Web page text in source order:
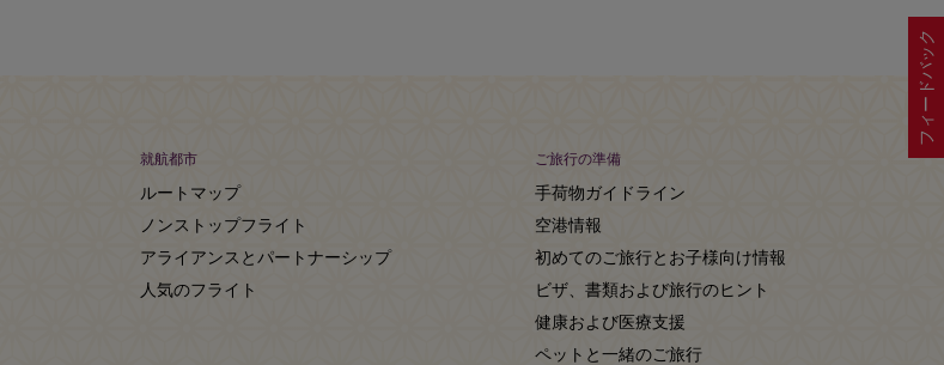
フィードバック
就航都市
ルートマップ
ノンストップフライト
アライアンスとパートナーシップ
人気のフライト
ご旅行の準備
手荷物ガイドライン
空港情報
初めてのご旅行とお子様向け情報
ビザ、書類および旅行のヒント
健康および医療支援
ペットと一緒のご旅行